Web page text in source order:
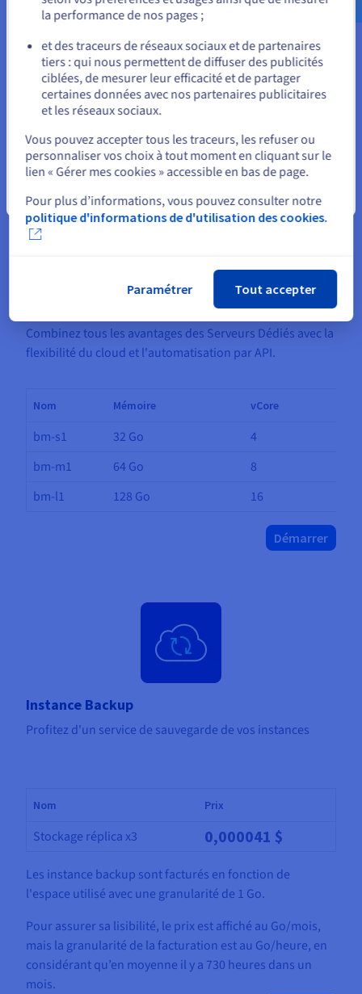
parallélisé, l’intégration NGC permet une utilisation
facilitée de TensorFlow, Caffe, MXNet, etc.
Démarrer
Metal Instances
flexibilité du cloud et l'automatisation par API.
En savoir plus
Combinez tous les avantages des Serveurs Dédiés avec la
flexibilité du cloud et l'automatisation par API.
Nom Mémoire vCore
bm-s1 32 Go
4
bm-m1
64 Go
8
bm-l1
128 Go 16
Démarrer
Instance Backup
Profitez d'un service de sauvegarde de vos instances
Nom Prix
Stockage réplica x3 0,000041 $
Les instance backup sont facturés en fonction de
l'espace utilisé avec une granularité de 1 Go.
Pour assurer sa lisibilité, le prix est affiché au Go/mois,
mais la granularité de la facturation est au Go/heure, en
considérant qu’en moyenne il y a 730 heures dans un
mois.
Rester sur le site actuel
Fermer
la performance de nos pages ;
et des traceurs de réseaux sociaux et de partenaires
tiers : qui nous permettent de diffuser des publicités
ciblées, de mesurer leur efficacité et de partager
certaines données avec nos partenaires publicitaires
et les réseaux sociaux.
Vous pouvez accepter tous les traceurs, les refuser ou
personnaliser vos choix à tout moment en cliquant sur le
lien « Gérer mes cookies » accessible en bas de page.
Pour plus d’informations, vous pouvez consulter notre
politique d'informations de d'utilisation des cookies.
Paramétrer Tout accepter